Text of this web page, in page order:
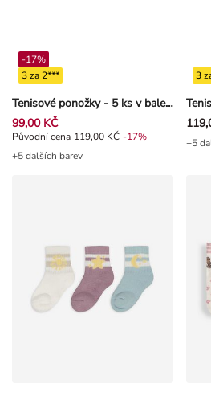
Tenisové ponožky - 5 ks v balení
-17%
3 za 2***
99,00 KČ
Původní cena 119,00 Kč, Sleva -17%
Původní cena 119,00 KČ -17%
+5 dalších barev
3
+5